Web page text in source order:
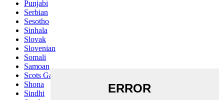
Punjabi
Serbian
Sesotho
Sinhala
Slovak
Slovenian
Somali
Samoan
Scots Gaelic
Shona
Sindhi